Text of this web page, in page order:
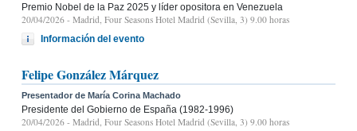
Premio Nobel de la Paz 2025 y líder opositora en Venezuela
20/04/2026 - Madrid, Four Seasons Hotel Madrid (Sevilla, 3) 9.00 horas
Información del evento
Felipe González Márquez
Presentador de María Corina Machado
Presidente del Gobierno de España (1982-1996)
20/04/2026 - Madrid, Four Seasons Hotel Madrid (Sevilla, 3) 9.00 horas